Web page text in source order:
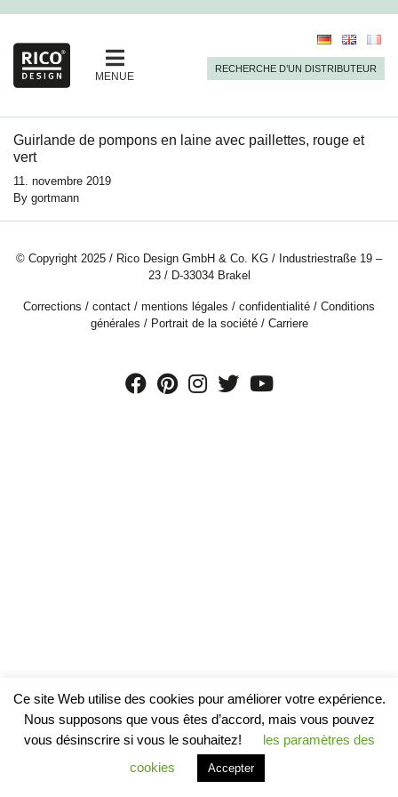
MENUE
RECHERCHE D’UN DISTRIBUTEUR
Guirlande de pompons en laine avec paillettes, rouge et
vert
11. novembre 2019
By gortmann
© Copyright 2025 / Rico Design GmbH & Co. KG / Industriestraße 19 –
23 / D-33034 Brakel
Corrections / contact / mentions légales / confidentialité / Conditions
générales / Portrait de la société/ Carriere
Ce site Web utilise des cookies pour améliorer votre expérience.
Nous supposons que vous êtes d’accord, mais vous pouvez
vous désinscrire si vous le souhaitez!
les paramètres des
cookies
Accepter